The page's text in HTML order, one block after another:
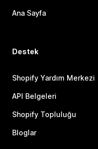
Ana Sayfa
Destek
Shopify Yardım Merkezi
API Belgeleri
Shopify Topluluğu
Bloglar